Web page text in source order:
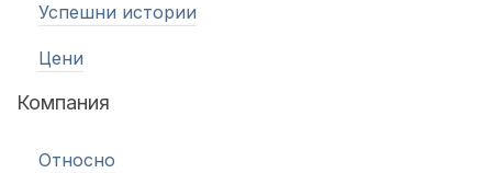
Успешни истории
Цени
Компания
Относно